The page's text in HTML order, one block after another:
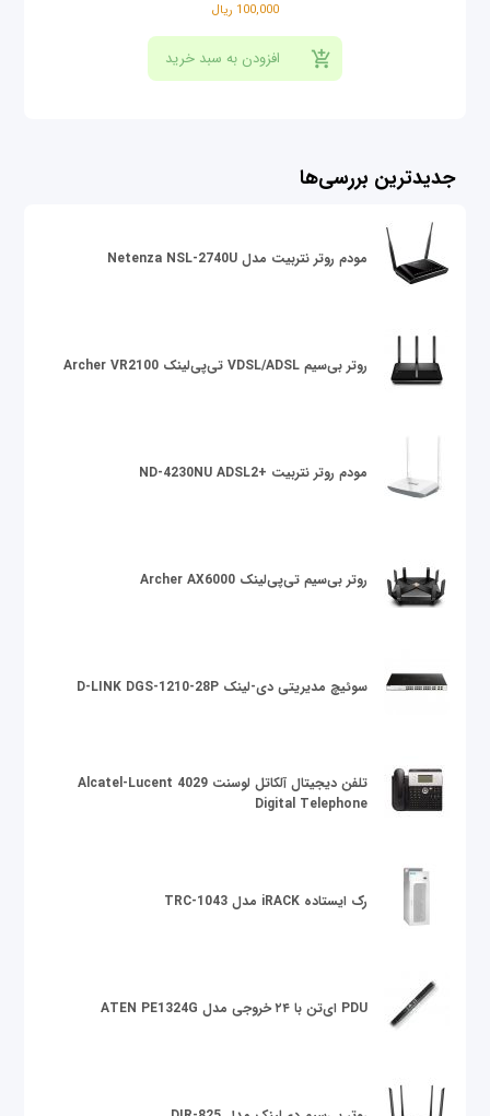
100,000 ریال
جدیدترین بررسی‌ها
مودم روتر نتربیت مدل Netenza NSL-2740U
روتر بی‌سیم VDSL/ADSL تی‌پی‌لینک Archer VR2100
مودم روتر نتربیت +ND-4230NU ADSL2
روتر بی‌سیم تی‌پی‌لینک Archer AX6000
سوئیچ مدیریتی دی-لینک D-LINK DGS-1210-28P
تلفن دیجیتال آلکاتل لوسنت Alcatel-Lucent 4029
Digital Telephone
رک ایستاده iRACK مدل TRC-1043
PDU ای‌تن با ۲۴ خروجی مدل ATEN PE1324G